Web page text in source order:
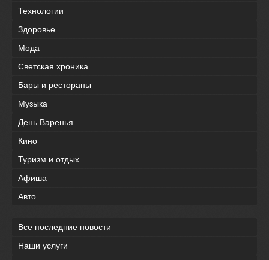
Технологии
Здоровье
Мода
Светская хроника
Бары и рестораны
Музыка
День Варенья
Кино
Туризм и отдых
Афиша
Авто
Все последние новости
Наши услуги